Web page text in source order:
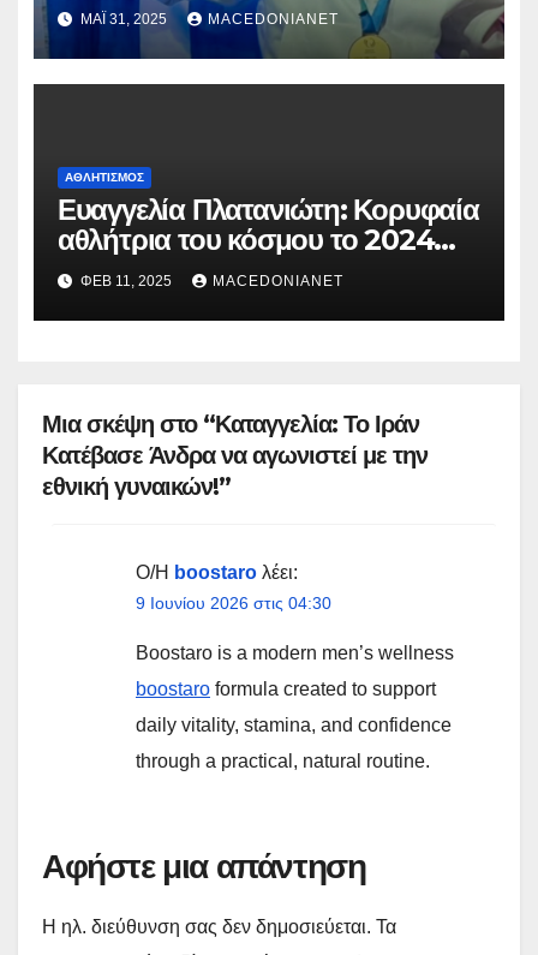
ΜΆΙ 31, 2025 MACEDONIANET
ΑΘΛΗΤΙΣΜΌΣ
Ευαγγελία Πλατανιώτη: Κορυφαία
αθλήτρια του κόσμου το 2024
στην καλλιτεχνική κολύμβηση
ΦΕΒ 11, 2025 MACEDONIANET
Μια σκέψη στο “Καταγγελία: Το Ιράν
Κατέβασε Άνδρα να αγωνιστεί με την
εθνική γυναικών!”
Ο/Η boostaro λέει:
9 Ιουνίου 2026 στις 04:30
Boostaro is a modern men’s wellness
boostaro formula created to support
daily vitality, stamina, and confidence
through a practical, natural routine.
Αφήστε μια απάντηση
Η ηλ. διεύθυνση σας δεν δημοσιεύεται. Τα